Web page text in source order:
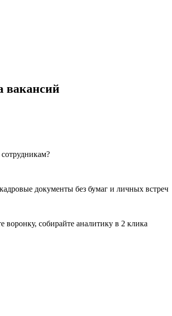
вакансий
документы без бумаг и личных встреч
воронку, собирайте аналитику в 2 клика